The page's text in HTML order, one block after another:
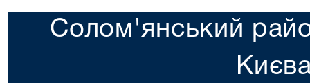
Солом'янський